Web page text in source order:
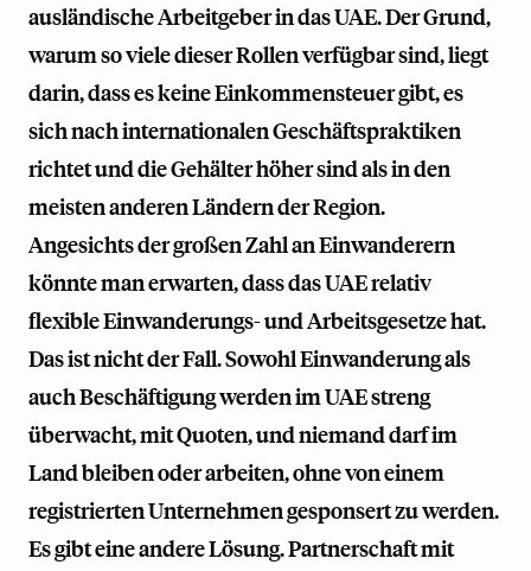
ausländische Arbeitgeber in das UAE. Der Grund,
warum so viele dieser Rollen verfügbar sind, liegt
darin, dass es keine Einkommensteuer gibt, es
sich nach internationalen Geschäftspraktiken
richtet und die Gehälter höher sind als in den
meisten anderen Ländern der Region.
Angesichts der großen Zahl an Einwanderern
könnte man erwarten, dass das UAE relativ
flexible Einwanderungs- und Arbeitsgesetze hat.
Das ist nicht der Fall. Sowohl Einwanderung als
auch Beschäftigung werden im UAE streng
überwacht, mit Quoten, und niemand darf im
Land bleiben oder arbeiten, ohne von einem
registrierten Unternehmen gesponsert zu werden.
Es gibt eine andere Lösung. Partnerschaft mit